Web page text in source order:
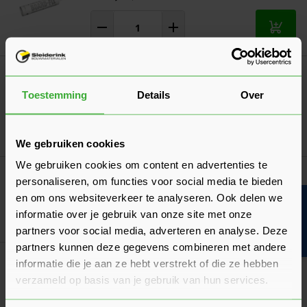
Toestemming Details Over
We gebruiken cookies
We gebruiken cookies om content en advertenties te
personaliseren, om functies voor social media te bieden
en om ons websiteverkeer te analyseren. Ook delen we
informatie over je gebruik van onze site met onze
partners voor social media, adverteren en analyse. Deze
partners kunnen deze gegevens combineren met andere
informatie die je aan ze hebt verstrekt of die ze hebben
verzameld op basis van je gebruik van hun services.
In
JACKOBOARD Plano
(1 Beoordeling)
JACKOBOARD® Canto
Vanaf 37,91
JACKOBOARD® Afdichtingsband
Verkrijgbaar in 2 lengtes